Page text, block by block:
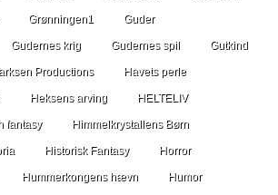
Grønningen1 Guder
Gudernes krig Gudernes spil Gutkind
Productions Havets perle
Heksens arving HELTELIV
fantasy Himmelkrystallens Børn
Historisk Fantasy Horror
Hummerkongens hævn Humor